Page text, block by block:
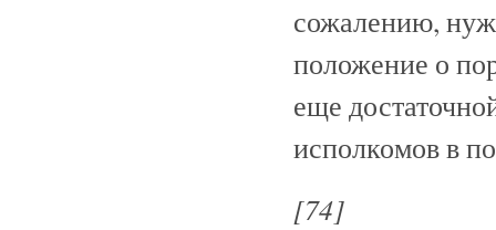
сожалению,
положение о
еще
исполкомов в
[74]